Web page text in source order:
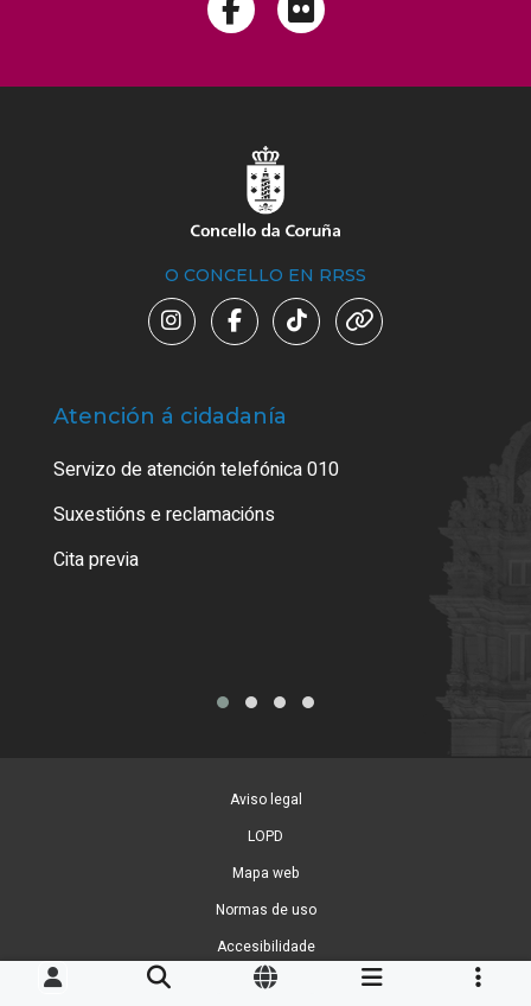
O CONCELLO EN RRSS
Atención á cidadanía
Servizo de atención telefónica 010
Suxestións e reclamacións
Cita previa
Aviso legal
LOPD
Mapa web
Normas de uso
Accesibilidade
Xestión de cookies